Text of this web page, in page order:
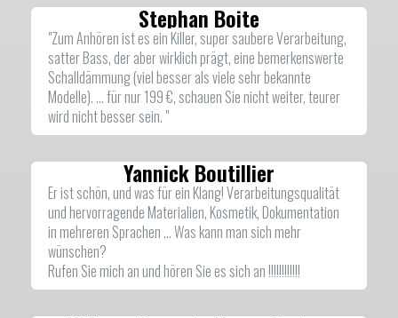
Stephan Boite
"Zum Anhören ist es ein Killer, super saubere Verarbeitung,
satter Bass, der aber wirklich prägt, eine bemerkenswerte
Schalldämmung (viel besser als viele sehr bekannte
Modelle). … für nur 199 €, schauen Sie nicht weiter, teurer
wird nicht besser sein. "
Yannick Boutillier
Er ist schön, und was für ein Klang! Verarbeitungsqualität
und hervorragende Materialien, Kosmetik, Dokumentation
in mehreren Sprachen ... Was kann man sich mehr
wünschen?
Rufen Sie mich an und hören Sie es sich an !!!!!!!!!!!!